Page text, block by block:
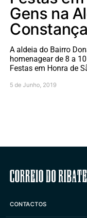
Gens na
Constança
A aldeia do Bairro
homenagear de 8 a
Festas em Honra de
5 de Junho, 2019
CONTACTOS